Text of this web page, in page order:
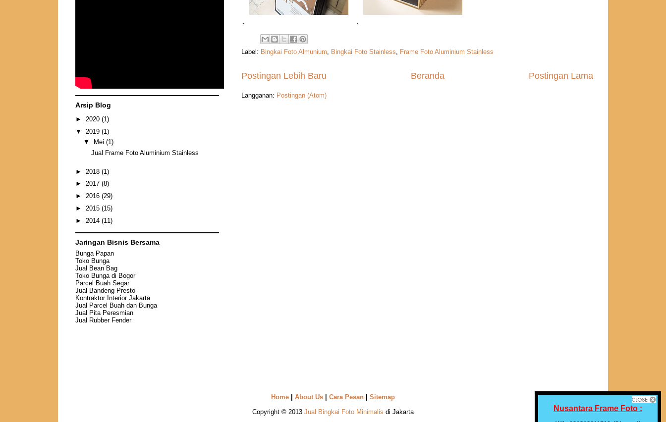
. .
Label: Bingkai Foto Almunium, Bingkai Foto Stainless, Frame Foto Aluminium Stainless
Postingan Lebih Baru Postingan Lama
Beranda
Langganan: Postingan (Atom)
Arsip Blog
► 2020 (1)
▼ 2019 (1)
▼
Mei (1)
Jual Frame Foto Aluminium Stainless
► 2018 (1)
► 2017 (8)
► 2016 (29)
► 2015 (15)
► 2014 (11)
Jaringan Bisnis Bersama
Bunga Papan
Toko Bunga
Jual Bean Bag
Toko Bunga di Bogor
Parcel Buah Segar
Jual Bandeng Presto
Kontraktor Interior Jakarta
Jual Parcel Buah dan Bunga
Jual Pita Peresmian
Jual Rubber Fender
Nusantara Frame Foto :
Home About Us Cara Pesan
Sitemap
Copyright © 2013 Jual Bingkai Foto Minimalis di Jakarta